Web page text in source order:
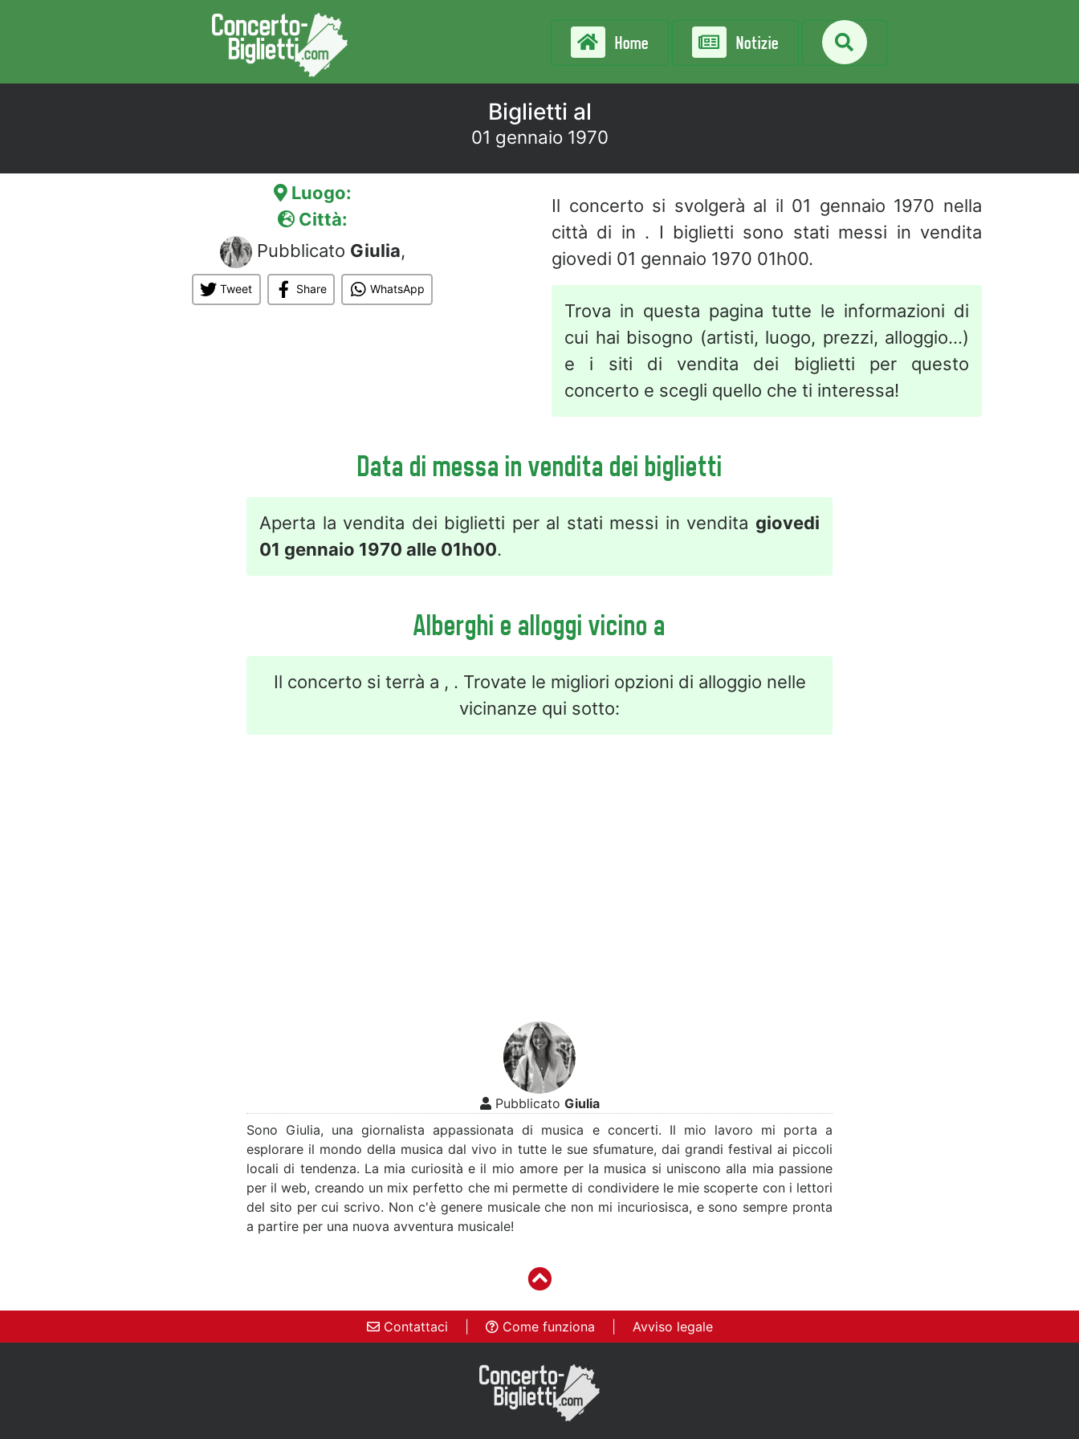
Home Notizie
Biglietti al
01 gennaio 1970
Luogo:
Città:
Pubblicato Giulia,
Tweet Share WhatsApp
Il concerto si svolgerà al il 01 gennaio 1970 nella
città di in . I biglietti sono stati messi in vendita
giovedi 01 gennaio 1970 01h00.
Trova in questa pagina tutte le informazioni di
cui hai bisogno (artisti, luogo, prezzi, alloggio...)
e i siti di vendita dei biglietti per questo
concerto e scegli quello che ti interessa!
Data di messa in vendita dei biglietti
Aperta la vendita dei biglietti per al stati messi in vendita giovedi
01 gennaio 1970 alle 01h00.
Alberghi e alloggi vicino a
Il concerto si terrà a , . Trovate le migliori opzioni di alloggio nelle
vicinanze qui sotto:
Pubblicato Giulia
Sono Giulia, una giornalista appassionata di musica e concerti. Il mio lavoro mi porta a
esplorare il mondo della musica dal vivo in tutte le sue sfumature, dai grandi festival ai piccoli
locali di tendenza. La mia curiosità e il mio amore per la musica si uniscono alla mia passione
per il web, creando un mix perfetto che mi permette di condividere le mie scoperte con i lettori
del sito per cui scrivo. Non c'è genere musicale che non mi incuriosisca, e sono sempre pronta
a partire per una nuova avventura musicale!
Contattaci Come funziona Avviso legale